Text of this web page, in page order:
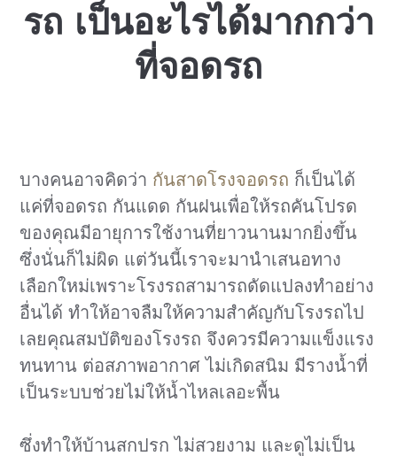
รถ เป็นอะไรได้มากกว่า
ที่จอดรถ
บางคนอาจคิดว่า กันสาดโรงจอดรถ ก็เป็นได้
แค่ที่จอดรถ กันแดด กันฝนเพื่อให้รถคันโปรด
ของคุณมีอายุการใช้งานที่ยาวนานมากยิ่งขึ้น
ซึ่งนั่นก็ไม่ผิด แต่วันนี้เราจะมานำเสนอทาง
เลือกใหม่เพราะโรงรถสามารถดัดแปลงทำอย่าง
อื่นได้ ทำให้อาจลืมให้ความสำคัญกับโรงรถไป
เลยคุณสมบัติของโรงรถ จึงควรมีความแข็งแรง
ทนทาน ต่อสภาพอากาศ ไม่เกิดสนิม มีรางน้ำที่
เป็นระบบช่วยไม่ให้น้ำไหลเลอะพื้น
ซึ่งทำให้บ้านสกปรก ไม่สวยงาม และดูไม่เป็น